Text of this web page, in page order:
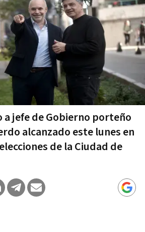
a jefe de Gobierno porteño
alcanzado este lunes en
de la Ciudad de